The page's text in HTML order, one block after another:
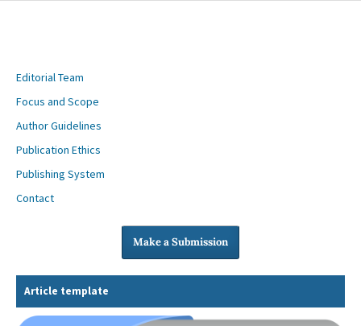
Editorial Team
Focus and Scope
Author Guidelines
Publication Ethics
Publishing System
Contact
Make a Submission
Article template